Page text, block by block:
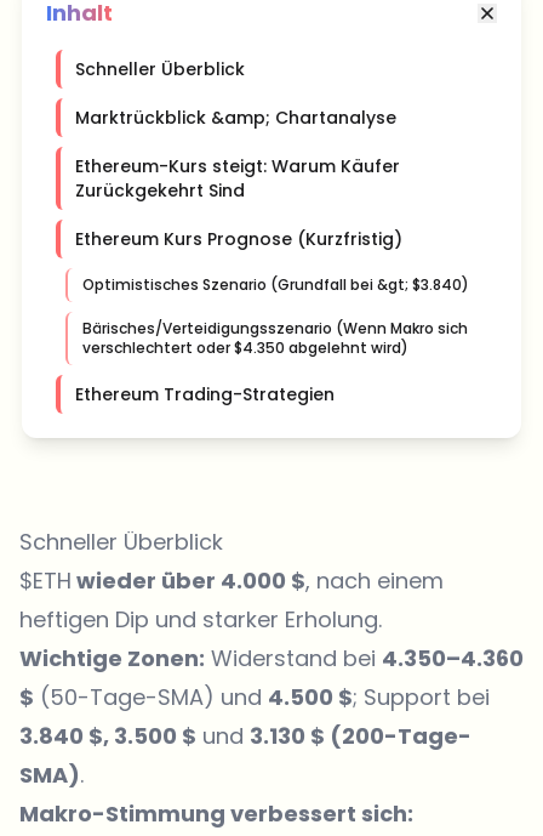
Inhalt
Schneller Überblick
Marktrückblick &amp; Chartanalyse
Ethereum-Kurs steigt: Warum Käufer
Zurückgekehrt Sind
Ethereum Kurs Prognose (Kurzfristig)
Optimistisches Szenario (Grundfall bei &gt; $3.840)
Bärisches/Verteidigungsszenario (Wenn Makro sich
verschlechtert oder $4.350 abgelehnt wird)
Ethereum Trading-Strategien
Schneller Überblick
$ETH wieder über 4.000 $, nach einem
heftigen Dip und starker Erholung.
Wichtige Zonen: Widerstand bei 4.350–4.360
$ (50-Tage-SMA) und 4.500 $; Support bei
3.840 $, 3.500 $ und 3.130 $ (200-Tage-
SMA).
Makro-Stimmung verbessert sich: